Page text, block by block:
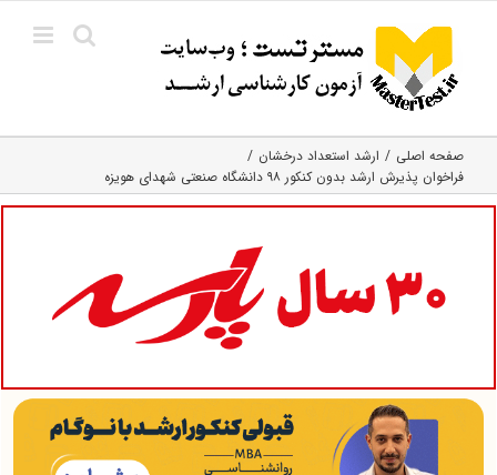
content
صفحه اصلی
ارشد استعداد درخشان
فراخوان پذیرش ارشد بدون کنکور ۹۸ دانشگاه صنعتی شهدای هویزه